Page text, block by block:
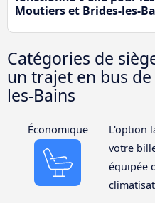
Moutiers et Brides-les-
Catégories de
un trajet en bus
les-Bains
Économique
L'option
votre
équipée